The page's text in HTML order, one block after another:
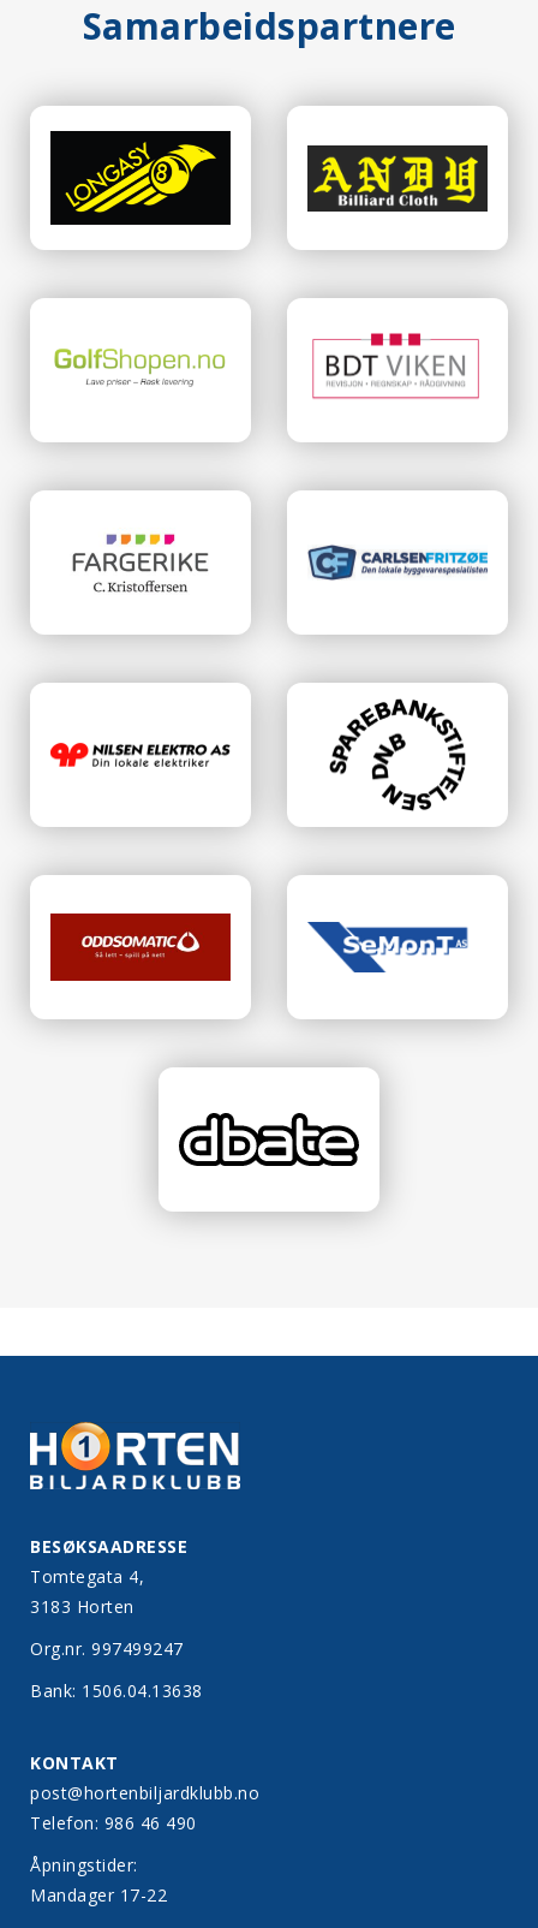
Samarbeidspartnere
BESØKSAADRESSE
Tomtegata 4,
3183 Horten
Org.nr. 997499247
Bank: 1506.04.13638
KONTAKT
post@hortenbiljardklubb.no
Telefon: 986 46 490
Åpningstider:
Mandager 17-22